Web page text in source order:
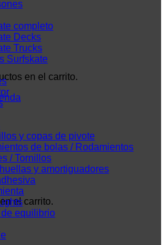
en el carrito.
el carrito.
completo
Decks
Trucks
Surfskate
y copas de pivote
de bolas / Rodamientos
/ Tornillos
y amortiguadores
equilibrio